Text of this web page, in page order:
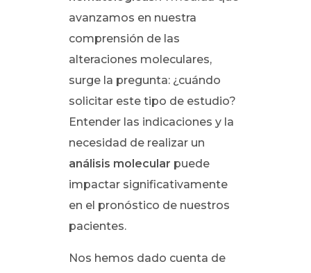
avanzamos en nuestra
comprensión de las
alteraciones moleculares,
surge la pregunta: ¿cuándo
solicitar este tipo de estudio?
Entender las indicaciones y la
necesidad de realizar un
análisis molecular puede
impactar significativamente
en el pronóstico de nuestros
pacientes.
Nos hemos dado cuenta de